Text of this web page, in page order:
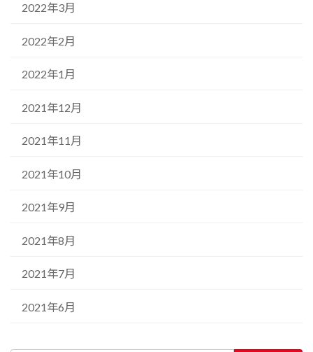
2022年3月
2022年2月
2022年1月
2021年12月
2021年11月
2021年10月
2021年9月
2021年8月
2021年7月
2021年6月